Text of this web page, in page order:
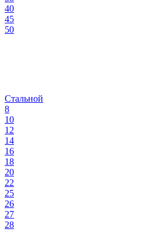
40
45
50
Стальной
8
10
12
14
16
18
20
22
25
26
27
28